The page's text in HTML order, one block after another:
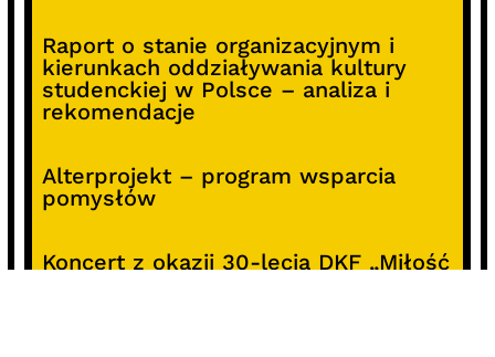
Raport o stanie organizacyjnym i
kierunkach oddziaływania kultury
studenckiej w Polsce – analiza i
rekomendacje
Alterprojekt – program wsparcia
pomysłów
Koncert z okazji 30-lecia DKF „Miłość